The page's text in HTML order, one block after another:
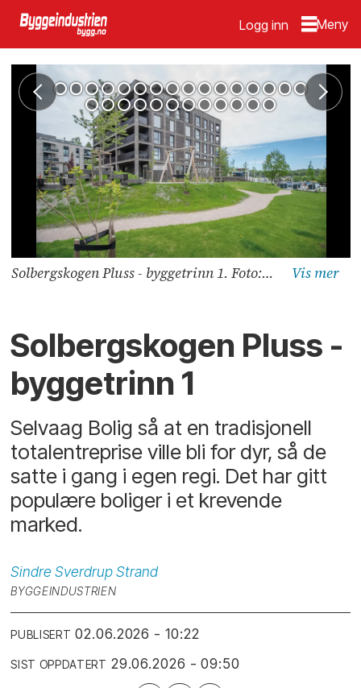
Logg inn
Solbergskogen Pluss - byggetrinn 1. Foto: Sindre Sverdrup Strand
Solbergskogen Pluss -
byggetrinn 1
Selvaag Bolig så at en tradisjonell
totalentreprise ville bli for dyr, så de
satte i gang i egen regi. Det har gitt
populære boliger i et krevende
marked.
Sindre Sverdrup Strand
BYGGEINDUSTRIEN
PUBLISERT 02.06.2026 - 10:22
SIST OPPDATERT 29.06.2026 - 09:50